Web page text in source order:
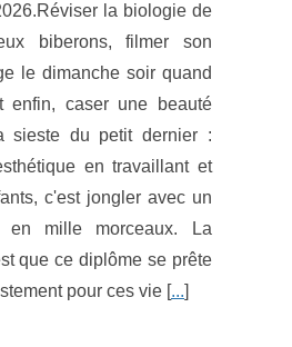
la biologie de
biberons, filmer son
le dimanche soir quand
enfin, caser une beauté
sieste du petit dernier :
en travaillant et
c'est jongler avec un
en mille morceaux. La
que ce diplôme se prête
pour ces vie [ ...